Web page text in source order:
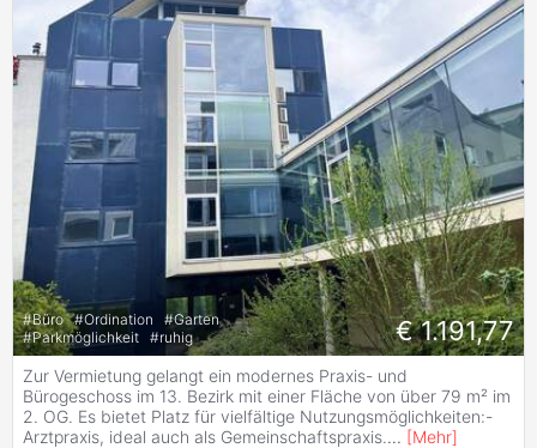
#Büro #Ordination #Garten
#Parkmöglichkeit #ruhig € 1.191,77
Zur Vermietung gelangt ein modernes Praxis- und
Bürogeschoss im 13. Bezirk mit einer Fläche von über 79 m² im
2. OG. Es bietet Platz für vielfältige Nutzungsmöglichkeiten:-
Arztpraxis, ideal auch als Gemeinschaftspraxis.... [Mehr]